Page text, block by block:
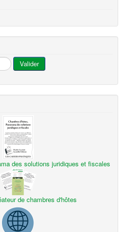
Valider
des solutions juridiques et fiscales
de chambres d'hôtes